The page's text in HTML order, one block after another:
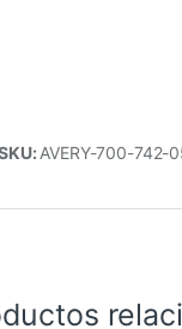
AVERY-700-742-